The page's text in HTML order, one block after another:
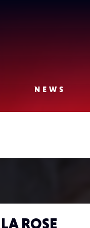
NEWS
LA ROSE